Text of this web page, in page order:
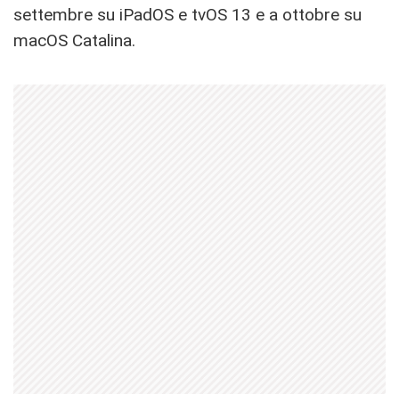
settembre su iPadOS e tvOS 13 e a ottobre su
macOS Catalina.